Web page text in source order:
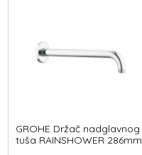
GROHE Držač nadglavnog
tuša RAINSHOWER 286mm